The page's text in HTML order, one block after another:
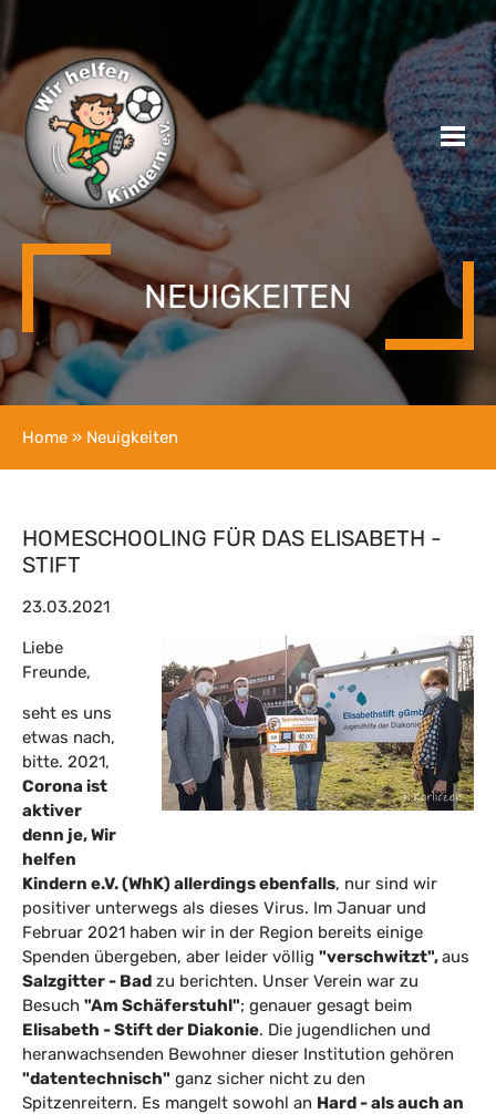
NEUIGKEITEN
Home » Neuigkeiten
HOMESCHOOLING FÜR DAS ELISABETH -
STIFT
23.03.2021
Liebe
Freunde,
seht es uns
etwas nach,
bitte. 2021,
Corona ist
aktiver
denn je, Wir
helfen
Kindern e.V. (WhK) allerdings ebenfalls, nur sind wir
positiver unterwegs als dieses Virus. Im Januar und
Februar 2021 haben wir in der Region bereits einige
Spenden übergeben, aber leider völlig "verschwitzt",aus
Salzgitter - Bad zu berichten. Unser Verein war zu
Besuch "Am Schäferstuhl"; genauer gesagt beim
Elisabeth - Stift der Diakonie. Die jugendlichen und
heranwachsenden Bewohner dieser Institution gehören
"datentechnisch" ganz sicher nicht zu den
Spitzenreitern. Es mangelt sowohl an Hard - als auch an